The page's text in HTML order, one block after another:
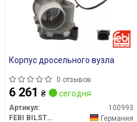
Корпус дросельного вузла
0 отзывов
6 261 ₴ сегодня
Артикул:
100993
FEBI BILSTEIN
Германия